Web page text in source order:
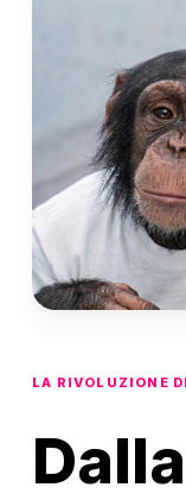
LA RIVOLUZIONE